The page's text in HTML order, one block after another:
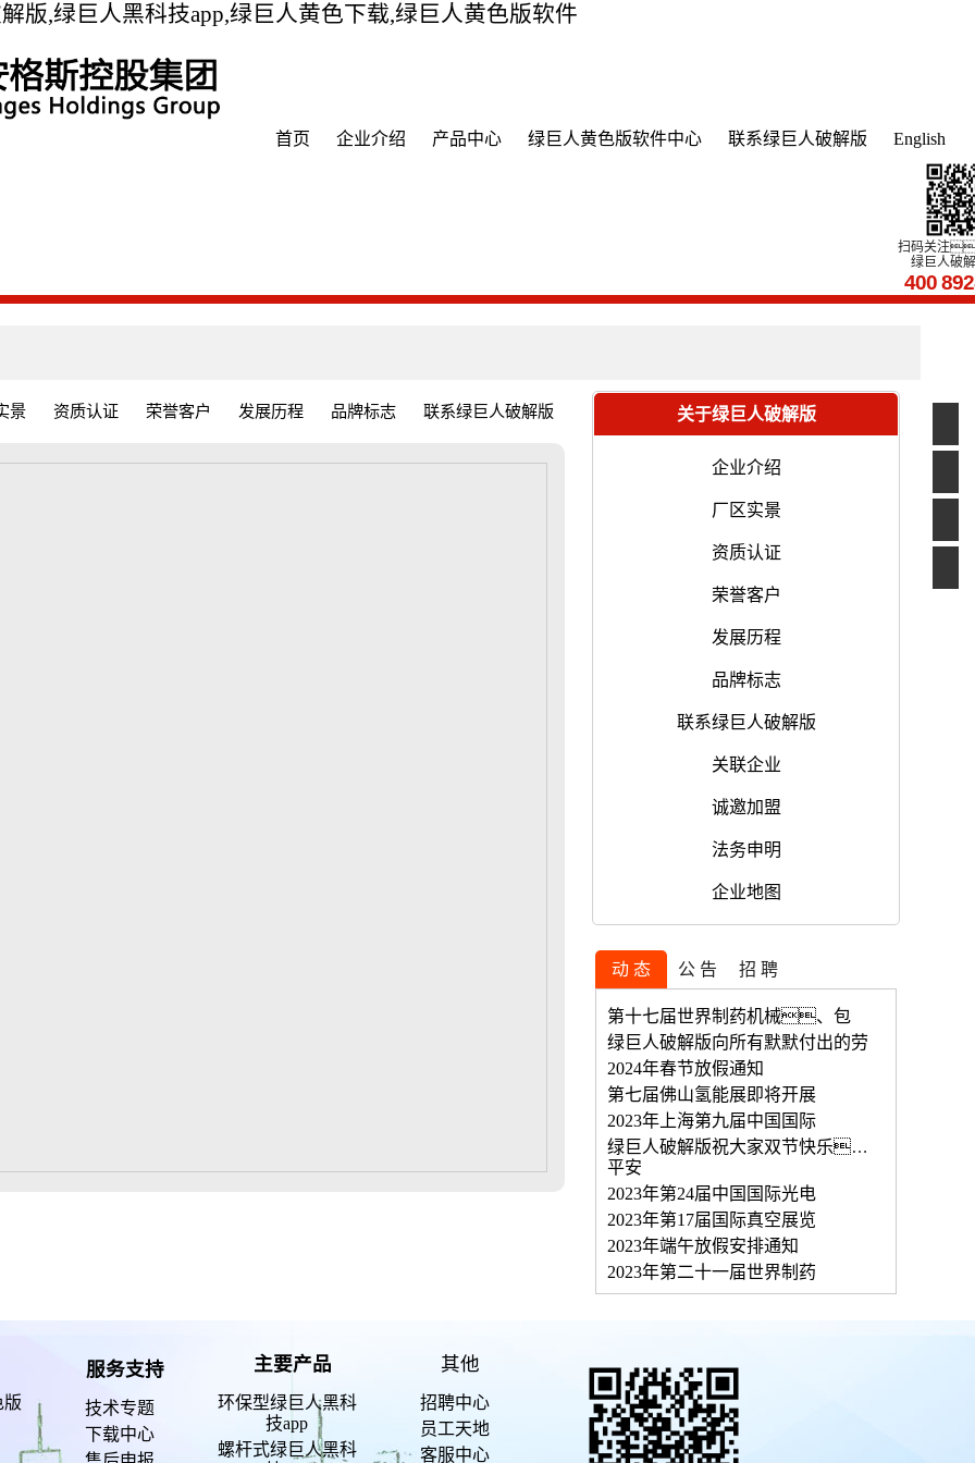
版,绿巨人黑科技app,绿巨人黄色下载,绿巨人黄色版软件
首页 企业介绍 产品中心 绿巨人黄色版软件中心 联系绿巨人破解版 English
扫码关注
绿巨人破
400
景 资质认证 荣誉客户 发展历程 品牌标志 联系绿巨人破解版 关于绿巨人破解版
企业介绍
厂区实景
资质认证
荣誉客户
发展历程
品牌标志
联系绿巨人破解版
关联企业
诚邀加盟
法务申明
企业地图
动 态 公 告 招 聘
第十七届世界制药机械、包
绿巨人破解版向所有默默付出的劳
2024年春节放假通知
第七届佛山氢能展即将开展
2023年上海第九届中国国际
绿巨人破解版祝大家双节快乐，
平安
2023年第24届中国国际光电
2023年第17届国际真空展览
2023年端午放假安排通知
2023年第二十一届世界制药
版
服务支持
技术专题
下载中心
主要产品
环保型绿巨人黑科
技app
螺杆式绿巨人黑科
其他
招聘中心
员工天地
客服中心